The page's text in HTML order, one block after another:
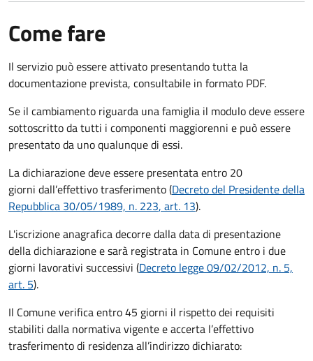
Come fare
Il servizio può essere attivato presentando tutta la
documentazione prevista, consultabile in formato PDF.
Se il cambiamento riguarda una famiglia il modulo deve essere
sottoscritto da tutti i componenti maggiorenni e può essere
presentato da uno qualunque di essi.
La dichiarazione deve essere presentata entro 20
giorni dall’effettivo trasferimento (Decreto del Presidente della
Repubblica 30/05/1989, n. 223, art. 13).
L'iscrizione anagrafica decorre dalla data di presentazione
della dichiarazione e sarà registrata in Comune entro i due
giorni lavorativi successivi (Decreto legge 09/02/2012, n. 5,
art. 5).
Il Comune verifica entro45 giorni il rispetto dei requisiti
stabiliti dalla normativa vigente e accerta l’effettivo
trasferimento di residenza all’indirizzo dichiarato: